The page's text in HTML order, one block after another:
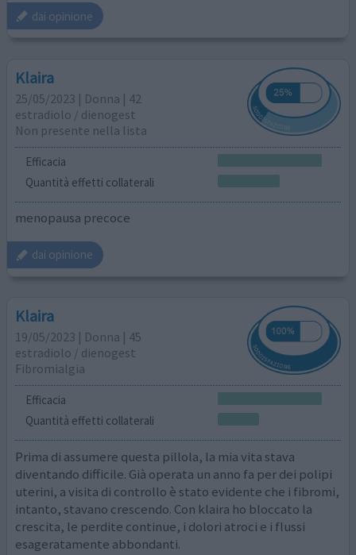
dai opinione
Klaira
25/05/2023 | Donna | 42
estradiolo / dienogest
Non presente nella lista
Efficacia
Quantità effetti collaterali
menopausa precoce
dai opinione
Klaira
19/05/2023 | Donna | 45
estradiolo / dienogest
Fibromialgia
Efficacia
Quantità effetti collaterali
Prima di assumere questa pillola, la mia vita stava
diventando difficile. Già operata un anno fa per dei polipi
uterini, a visita di controllo è stato evidente che i fibromi,
intanto, stavano crescendo. Con klaira ho bloccato la
crescita, le perdite continue, i dolori atroci e i flussi
esageratamente abbondanti.